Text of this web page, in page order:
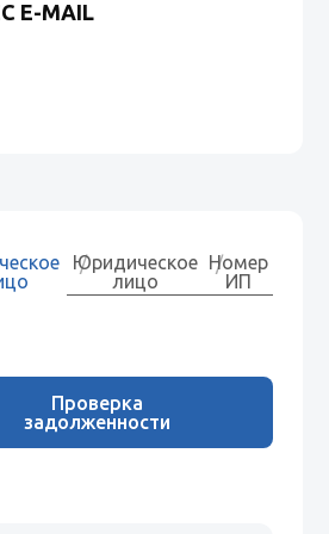
E-MAIL
Юридическое
лицо
Номер
ИП
Проверка
задолженности